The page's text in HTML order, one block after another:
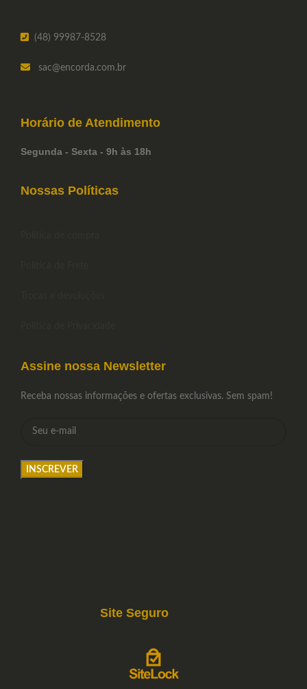
(48) 99987-8528
sac@encorda.com.br
Horário de Atendimento
Segunda - Sexta - 9h às 18h
Nossas Políticas
Assine nossa Newsletter
Receba nossas informações e ofertas exclusivas. Sem spam!
Site Seguro